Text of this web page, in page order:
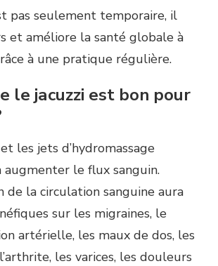
pas seulement temporaire, il
et améliore la santé globale à
à une pratique régulière.
le jacuzzi est bon pour
et les jets d’hydromassage
le flux sanguin.
de la circulation sanguine aura
sur les migraines, le
artérielle, les maux de dos, les
les varices, les douleurs